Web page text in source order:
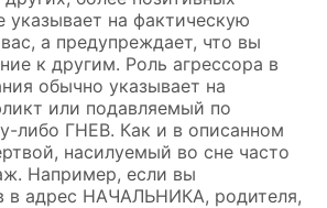
указывает на фактическую
а предупреждает, что вы
к другим. Роль агрессора в
обычно указывает на
или подавляемый по
либо ГНЕВ. Как и в описанном
насилуемый во сне часто
Например, если вы
в адрес НАЧАЛЬНИКА, родителя,